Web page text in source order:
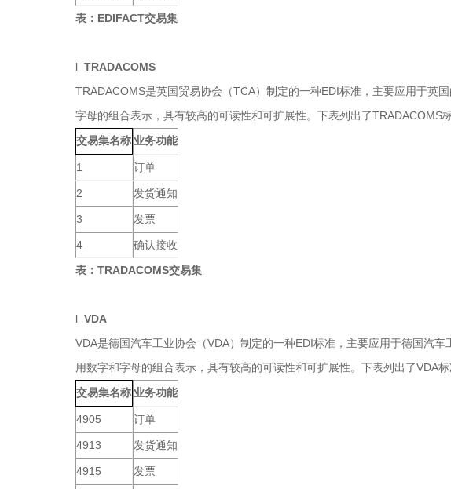
表：EDIFACT交易集
l TRADACOMS
TRADACOMS是英国贸易协会（TCA）制定的一种EDI标准，主要应用于英
字母的组合表示，具有较高的可读性和可扩展性。下表列出了TRADACOMS
交易集名称业务功能
1 订单
2 发货通知
3 发票
4
确认接收
表：TRADACOMS交易集
l VDA
VDA是德国汽车工业协会（VDA）制定的一种EDI标准，主要应用于德国汽
用数字和字母的组合表示，具有较高的可读性和可扩展性。下表列出了VDA
交易集名称业务功能
4905 订单
4913 发货通知
4915 发票